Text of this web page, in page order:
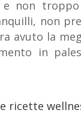
non
non
avuto la
in